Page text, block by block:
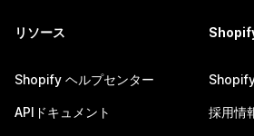
リソース
Shopify ヘルプセンター
APIドキュメント 採用情